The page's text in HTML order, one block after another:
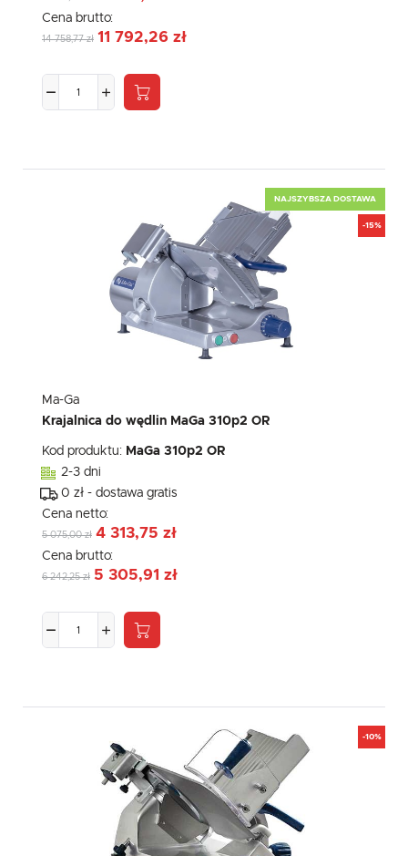
Cena brutto:
14 758,77 zł 11 792,26 zł
NAJSZYBSZA DOSTAWA
-15%
Ma-Ga
Krajalnica do wędlin MaGa 310p2 OR
Kod produktu: MaGa 310p2 OR
2-3 dni
0 zł - dostawa gratis
Cena netto:
5 075,00 zł 4 313,75 zł
Cena brutto:
6 242,25 zł 5 305,91 zł
-10%